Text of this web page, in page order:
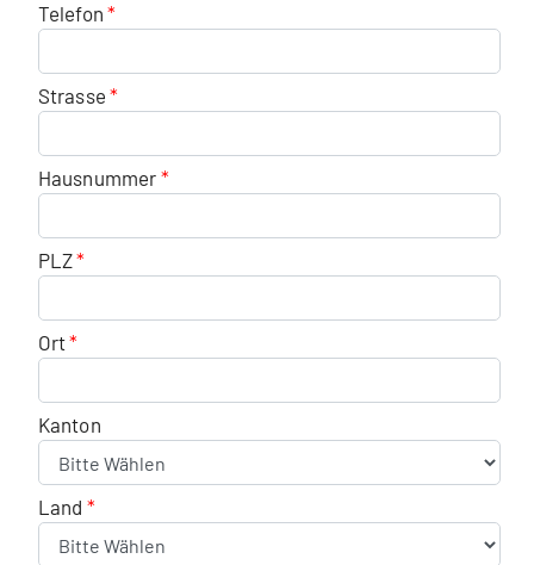
Telefon
Strasse
Hausnummer
PLZ
Ort
Kanton
Land